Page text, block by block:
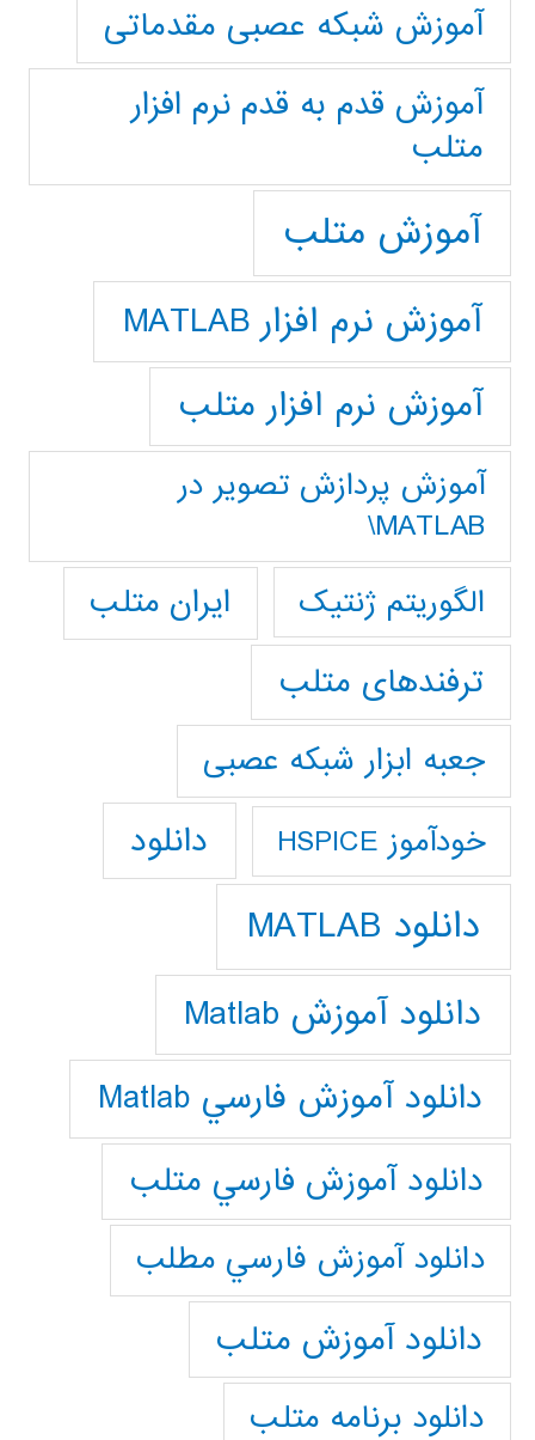
آموزش شبکه عصبی مقدماتی
آموزش قدم به قدم نرم افزار
متلب
آموزش متلب
آموزش نرم افزار MATLAB
آموزش نرم افزار متلب
آموزش پردازش تصوير در
MATLAB\
الگوریتم ژنتیک
ایران متلب
ترفندهای متلب
جعبه ابزار شبکه عصبی
خودآموز HSPICE دانلود
دانلود MATLAB
دانلود آموزش Matlab
دانلود آموزش فارسي Matlab
دانلود آموزش فارسي متلب
دانلود آموزش فارسي مطلب
دانلود آموزش متلب
دانلود برنامه متلب